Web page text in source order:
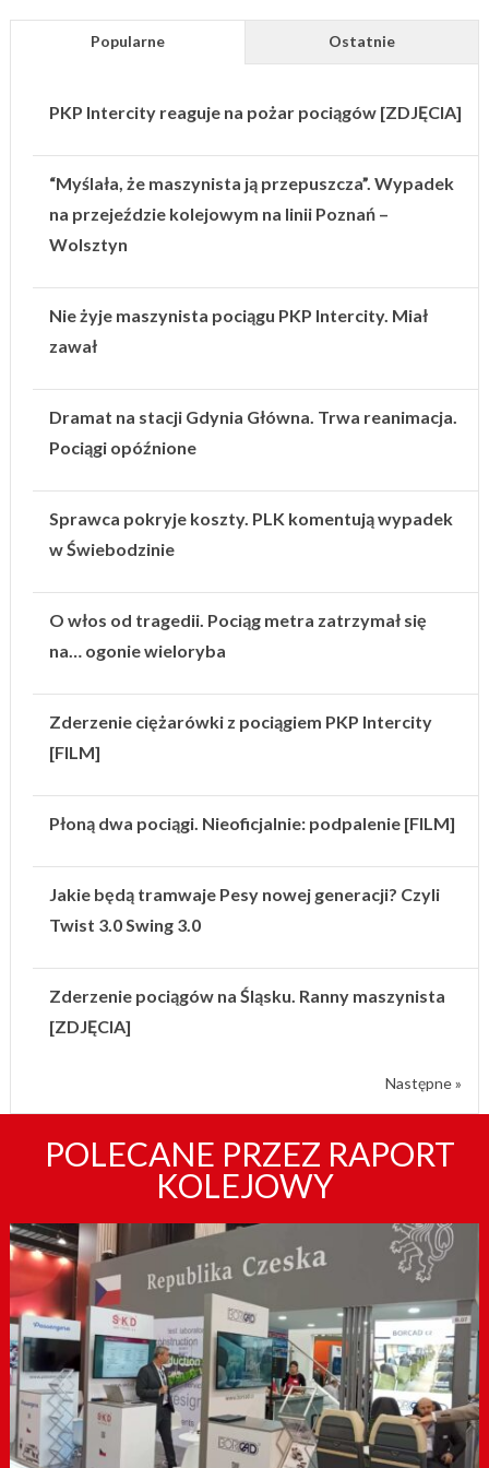
Popularne Ostatnie
PKP Intercity reaguje na pożar pociągów [ZDJĘCIA]
“Myślała, że maszynista ją przepuszcza”. Wypadek
na przejeździe kolejowym na linii Poznań –
Wolsztyn
Nie żyje maszynista pociągu PKP Intercity. Miał
zawał
Dramat na stacji Gdynia Główna. Trwa reanimacja.
Pociągi opóźnione
Sprawca pokryje koszty. PLK komentują wypadek
w Świebodzinie
O włos od tragedii. Pociąg metra zatrzymał się
na… ogonie wieloryba
Zderzenie ciężarówki z pociągiem PKP Intercity
[FILM]
Płoną dwa pociągi. Nieoficjalnie: podpalenie [FILM]
Jakie będą tramwaje Pesy nowej generacji? Czyli
Twist 3.0 Swing 3.0
Zderzenie pociągów na Śląsku. Ranny maszynista
[ZDJĘCIA]
Następne »
POLECANE PRZEZ RAPORT
KOLEJOWY